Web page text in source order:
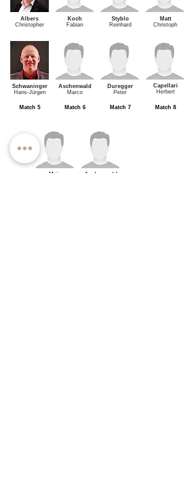
Albers
Christopher
Schwaninger
Hans-Jürgen
Koch
Fabian
Aschenwald
Marco
Styblo
Reinhard
Duregger
Peter
Matt
Christoph
Capellari
Herbert
Match 5 Match 6 Match 7 Match 8
Mair
Aschenwald